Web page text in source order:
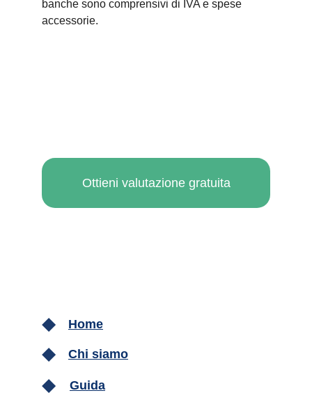
Ottieni valutazione gratuita
banche sono comprensivi di IVA e spese
accessorie.
Home
Guida
Chi siamo